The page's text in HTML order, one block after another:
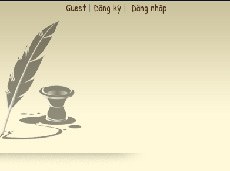
Guest | Đăng ký | Đăng nhập